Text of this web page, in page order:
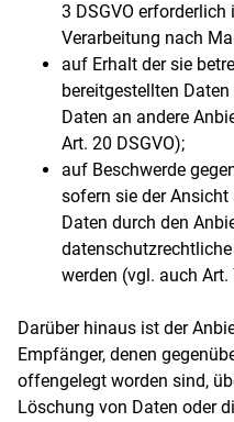
3 DSGVO
Verarbeitung nach
auf Erhalt der sie
bereitgestellten
Daten an andere
Art. 20 DSGVO);
auf Beschwerde
sofern sie der
Daten durch den
werden (vgl. auch Art.
Darüber hinaus ist der
Empfänger, denen
offengelegt worden sind,
Löschung von Daten oder